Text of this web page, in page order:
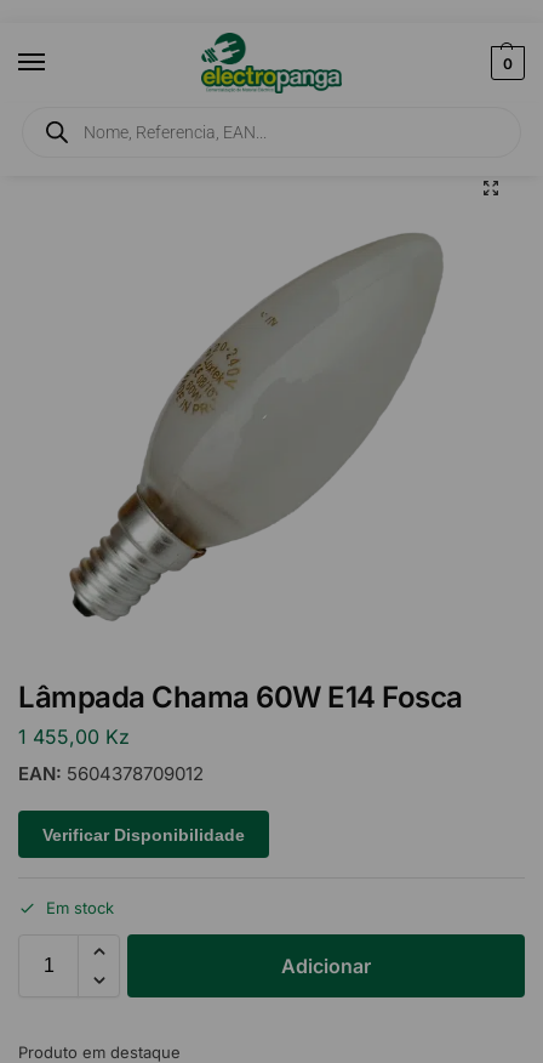
0
Início / Iluminação / Lâmpadas
Lâmpada Chama 60W E14 Fosca
1 455,00 Kz
EAN: 5604378709012
Verificar Disponibilidade
Em stock
Adicionar
Produto em destaque